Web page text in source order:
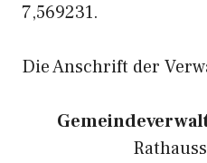
7,569231.
Die Anschrift der